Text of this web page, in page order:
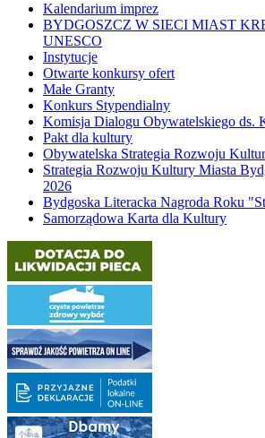
Kalendarium imprez
BYDGOSZCZ W SIECI MIAST
UNESCO
Instytucje
Otwarte konkursy ofert
Małe Granty
Konkurs Stypendialny
Komisja Dialogu Obywatelskiego ds.
Pakt dla kultury
Obywatelska Strategia Rozwoju
Strategia Rozwoju Kultury Miasta
2026
Bydgoska Literacka Nagroda Roku
Samorządowa Karta dla Kultury